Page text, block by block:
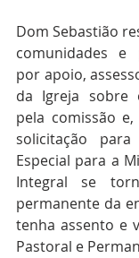
Dom Sebastião
comunidades e
por apoio,
da Igreja sobre
pela comissão
solicitação
Especial para a
Integral se
permanente da
tenha assento e
Pastoral e